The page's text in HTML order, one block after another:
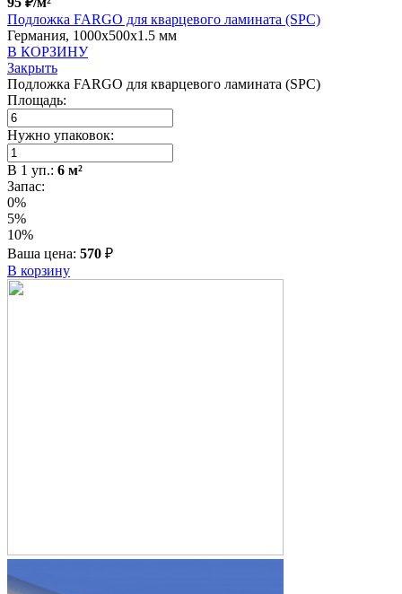
Подложка FARGO для кварцевого ламината (SPC)
Германия, 1000x500x1.5 мм
В КОРЗИНУ
Закрыть
Подложка FARGO для кварцевого ламината (SPC)
Площадь:
Нужно упаковок:
В 1 уп.: 6 м²
Запас:
0%
5%
10%
Ваша цена: 570 ₽
В корзину